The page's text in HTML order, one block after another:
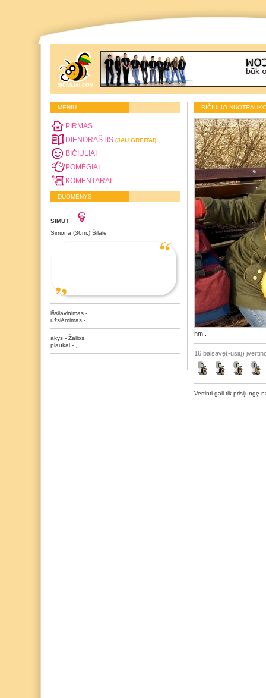
MENIU
PIRMAS
DIENORAŠTIS (JAU GREITAI)
BIČIULIAI
POMĖGIAI
KOMENTARAI
DUOMENYS
SIMUT_
Simona (36m.) Šilalė
išsilavinimas - ,
užsiėmimas - ,
akys - Žalios,
plaukai - ,
BIČIULIO
hm..
16 balsavę(-usių)
Vertinti gali tik prisijungę